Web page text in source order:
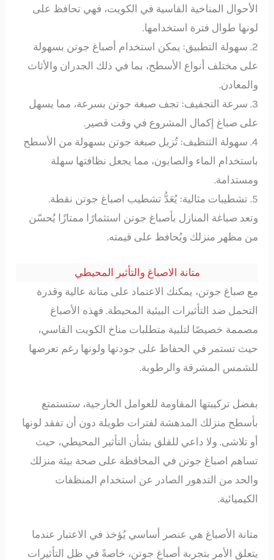
الأحوال المناخية القاسية في الكويت، فهي تحافظ على
لونها طوال فترة استخدامها.
2. سهولة التطبيق: يمكن استخدام أصباغ جوتن بسهولة
على مختلف أنواع الأسطح، بما في ذلك الجدران والأثاث
والمعادن.
3. سرعة التجفيف: تجف صبغة جوتن بسرعة، مما يسهل
على صباغ إكمال المشروع في وقت قصير.
4. سهولة التنظيف: تُزيل صبغة جوتن بسهولة من الأسطح
باستخدام الماء والصابون، مما يجعل نظافتها سهلة
ومستدامة.
5. تشطيبات مثالية: يُعَدُّ تشطيب اصباغ جوتن نقطة.
وتعد صباغة المنازل بأصباغ جوتن استثمارًا ممتازًا يُحسّن
من مظهر منزلك ويُحافظ على قيمته.
متانة الاصباغ والتأثير المحيطي
مع صباغ جوتن، يمكنك الاعتماد على متانة عالية وقدرة
التحمل ضد التأثيرات البيئية المحيطة. فهذه الأصباغ
مصممة خصيصًا لتلبية متطلبات مناخ الكويت القاسي،
حيث تستمر في الحفاظ على جودتها ولونها رغم تعرضها
للشمس المشرقة والرطوبة.
بفضل تركيبتها المقاومة للعوامل الخارجية، ستستمتع
بأسطح منزلك المدهشة لفترات طويلة دون أن تفقد لونها
أو تلاشى. ولا داعي للقلق بشأن التأثير المحيطي، حيث
تساهم اصباغ جوتن في المحافظة على صحة بيئة منزلك
والحد من التدهور الصادر عن استخدام المنظفات
الكيميائية.
متانة الأصباغ هي عنصر أساسي يُؤخذ في الاعتبار عندما
يتعلق الأمر بتجربة أصباغ جوتن، خاصةً في ظل التأثيرات